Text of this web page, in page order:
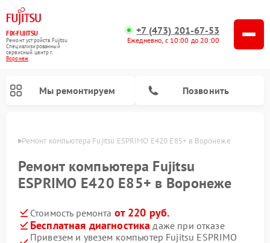
FIX-FUJITSU
Ремонт устройств Fujitsu
Специализированный
cервисный центр г.
Воронеж
+7 (473) 201-67-53
Ежедневно, с 10:00 до 20:00
Мы ремонтируем Позвонить
Ремонт компьютера Fujitsu ESPRIMO E420 E85+ в Воронеже
Ремонт компьютера Fujitsu
ESPRIMO E420 E85+ в Воронеже
Стоимость ремонта от 220 руб.
Бесплатная диагностика даже при отказе
Привезем и увезем компьютер Fujitsu ESPRIMO